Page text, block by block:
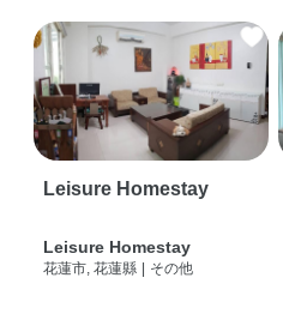
Leisure Homestay
Leisure Homestay
花蓮市, 花蓮縣 その他